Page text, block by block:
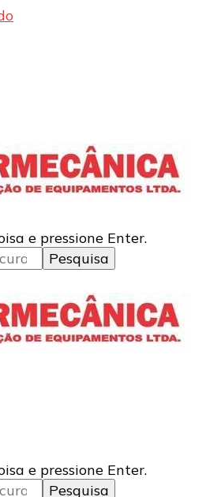
e pressione Enter.
e pressione Enter.